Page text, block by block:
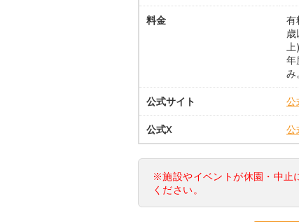
料金
有
上
年
み
公式サイト 公
公式X 公
※施設やイベントが休園・中止
ください。